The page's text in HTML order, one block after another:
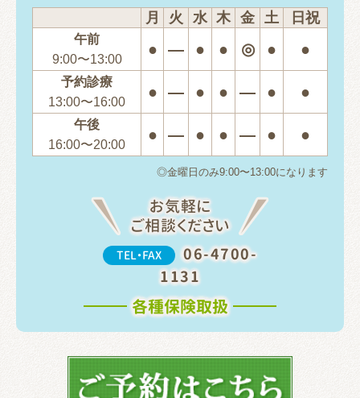
月 火 水 木 金 土 日祝
午前
9:00〜13:00
● ― ● ● ◎ ● ●
予約診療
13:00〜16:00
● ― ● ● ― ● ●
午後
16:00〜20:00
● ― ● ● ― ● ●
◎金曜日のみ9:00〜13:00になります
お気軽に
ご相談ください
TEL・FAX
06-4700-
1131
各種保険取扱